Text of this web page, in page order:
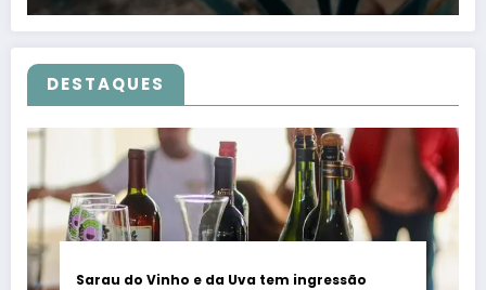
DESTAQUES
Sarau do Vinho e da Uva tem ingressão